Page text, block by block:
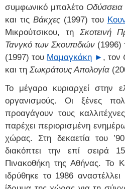
συμφωνικό μπαλέτο Οδύσσεια
και τις Βάκχες(1997) του
Μικρούτσικου, τη Σκοτεινή
Τανγκό των Σκουπιδιών (1996)
(1997) του Μαμαγκάκη ► , τον
και τη Σωκράτους Απολογία
Το μέγαρο κυριαρχεί στην
οργανισμούς. Οι ξένες
προαγάγουν τους
παρέχει περιορισμένη
χώρας. Στη δεκαετία του
διακόπτει την επί σειρά
Πινακοθήκη της Αθήνας. Το
ιδρύθηκε το 1986